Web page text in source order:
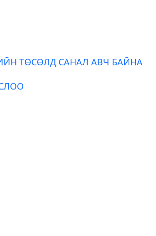
ТӨСӨЛД САНАЛ АВЧ БАЙНА